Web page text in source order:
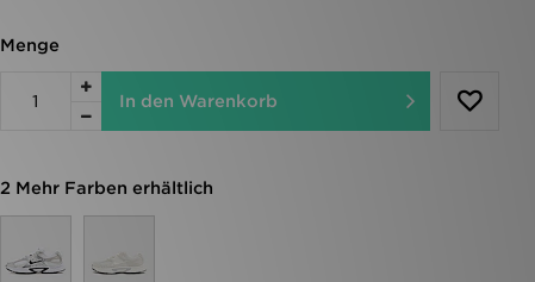
Menge
In den Warenkorb
2 Mehr Farben erhältlich